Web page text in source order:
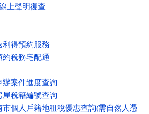
上聲明復查
利得預約服務
約稅務宅配通
辦案件進度查詢
屋稅籍編號查詢
市個人戶籍地租稅優惠查詢(需自然人憑